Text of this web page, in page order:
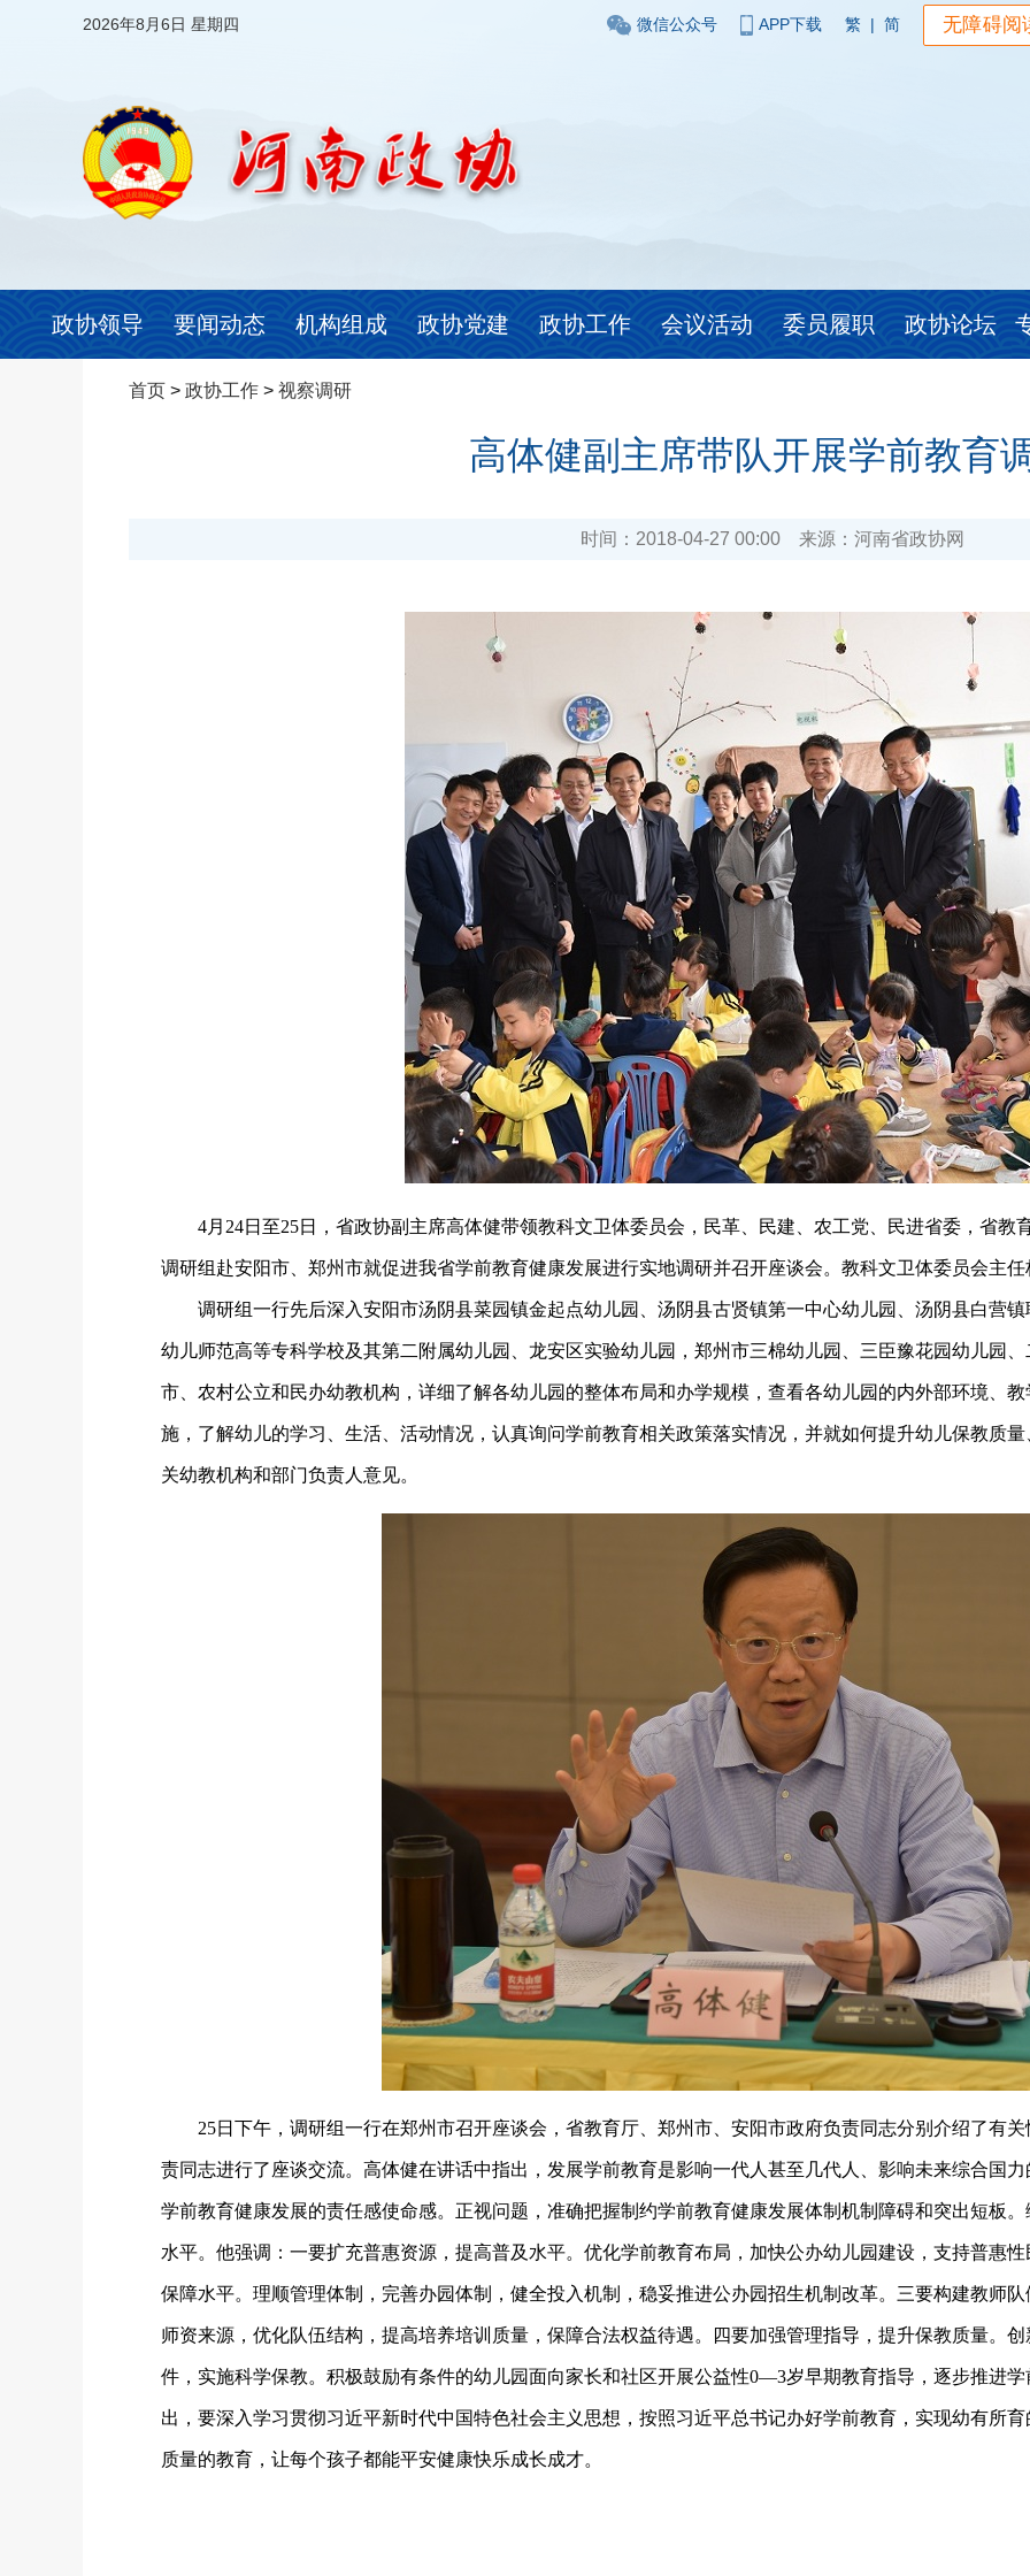
2026年8月6日 星期四 微信公众号 APP下载 繁 | 简 无障碍阅
政协领导 要闻动态 机构组成 政协党建 政协工作 会议活动 委员履职 政协论坛
首页 > 政协工作 > 视察调研
高体健副主席带队开展学前教育
时间： 2018-04-27 00:00 来源： 河南省政协网
4月24日至25日，省政协副主席高体健带领教科文卫体委员会，民革、民建、农工党、民进省委，省教
调研组赴安阳市、郑州市就促进我省学前教育健康发展进行实地调研并召开座谈会。教科文卫体委员会主
调研组一行先后深入安阳市汤阴县菜园镇金起点幼儿园、汤阴县古贤镇第一中心幼儿园、汤阴县白营
幼儿师范高等专科学校及其第二附属幼儿园、龙安区实验幼儿园，郑州市三棉幼儿园、三臣豫花园幼儿园
市、农村公立和民办幼教机构，详细了解各幼儿园的整体布局和办学规模，查看各幼儿园的内外部环境、
施，了解幼儿的学习、生活、活动情况，认真询问学前教育相关政策落实情况，并就如何提升幼儿保教质
关幼教机构和部门负责人意见。
25日下午，调研组一行在郑州市召开座谈会，省教育厅、郑州市、安阳市政府负责同志分别介绍了有
责同志进行了座谈交流。高体健在讲话中指出，发展学前教育是影响一代人甚至几代人、影响未来综合国
学前教育健康发展的责任感使命感。正视问题，准确把握制约学前教育健康发展体制机制障碍和突出短板
水平。他强调：一要扩充普惠资源，提高普及水平。优化学前教育布局，加快公办幼儿园建设，支持普惠
保障水平。理顺管理体制，完善办园体制，健全投入机制，稳妥推进公办园招生机制改革。三要构建教师
师资来源，优化队伍结构，提高培养培训质量，保障合法权益待遇。四要加强管理指导，提升保教质量。
件，实施科学保教。积极鼓励有条件的幼儿园面向家长和社区开展公益性0—3岁早期教育指导，逐步推进
出，要深入学习贯彻习近平新时代中国特色社会主义思想，按照习近平总书记办好学前教育，实现幼有所
质量的教育，让每个孩子都能平安健康快乐成长成才。